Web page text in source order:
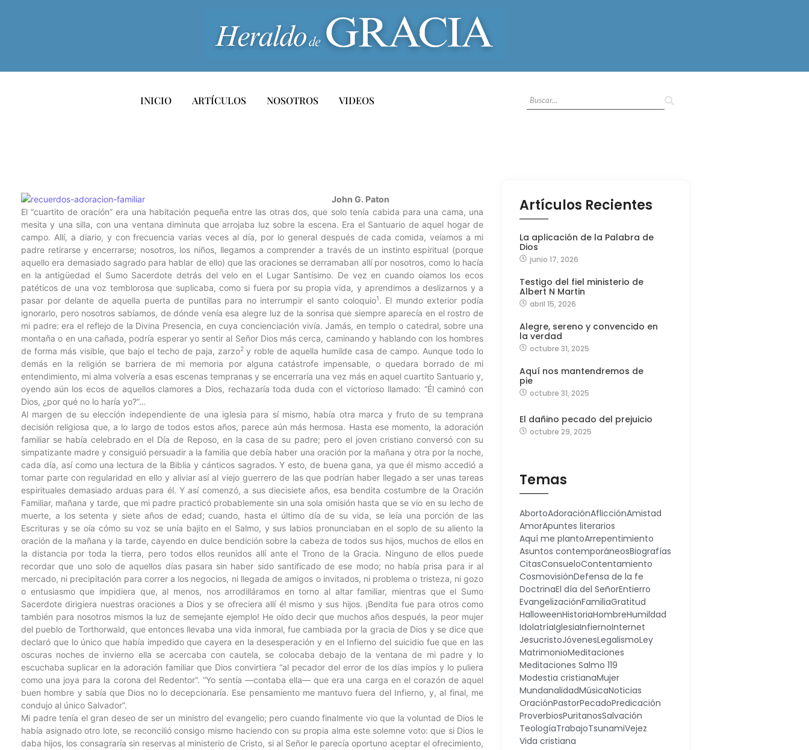
INICIO ARTÍCULOS NOSOTROS VIDEOS
John G. Paton
El “cuartito de oración” era una habitación pequeña entre las otras dos, que solo tenía cabida para una cama, una
mesita y una silla, con una ventana diminuta que arrojaba luz sobre la escena. Era el Santuario de aquel hogar de
campo. Allí, a diario, y con frecuencia varias veces al día, por lo general después de cada comida, veíamos a mi
padre retirarse y encerrarse; nosotros, los niños, llegamos a comprender a través de un instinto espiritual (porque
aquello era demasiado sagrado para hablar de ello) que las oraciones se derramaban allí por nosotros, como lo hacía
en la antigüedad el Sumo Sacerdote detrás del velo en el Lugar Santísimo. De vez en cuando oíamos los ecos
patéticos de una voz temblorosa que suplicaba, como si fuera por su propia vida, y aprendimos a deslizarnos y a
pasar por delante de aquella puerta de puntillas para no interrumpir el santo coloquio1. El mundo exterior podía
ignorarlo, pero nosotros sabíamos, de dónde venía esa alegre luz de la sonrisa que siempre aparecía en el rostro de
mi padre: era el reflejo de la Divina Presencia, en cuya concienciación vivía. Jamás, en templo o catedral, sobre una
montaña o en una cañada, podría esperar yo sentir al Señor Dios más cerca, caminando y hablando con los hombres
de forma más visible, que bajo el techo de paja, zarzo2y roble de aquella humilde casa de campo. Aunque todo lo
demás en la religión se barriera de mi memoria por alguna catástrofe impensable, o quedara borrado de mi
entendimiento, mi alma volvería a esas escenas tempranas y se encerraría una vez más en aquel cuartito Santuario y,
oyendo aún los ecos de aquellos clamores a Dios, rechazaría toda duda con el victorioso llamado: “Él caminó con
Dios, ¿por qué no lo haría yo?”…
Al margen de su elección independiente de una iglesia para sí mismo, había otra marca y fruto de su temprana
decisión religiosa que, a lo largo de todos estos años, parece aún más hermosa. Hasta ese momento, la adoración
familiar se había celebrado en el Día de Reposo, en la casa de su padre; pero el joven cristiano conversó con su
simpatizante madre y consiguió persuadir a la familia que debía haber una oración por la mañana y otra por la noche,
cada día, así como una lectura de la Biblia y cánticos sagrados. Y esto, de buena gana, ya que él mismo accedió a
tomar parte con regularidad en ello y aliviar así al viejo guerrero de las que podrían haber llegado a ser unas tareas
espirituales demasiado arduas para él. Y así comenzó, a sus diecisiete años, esa bendita costumbre de la Oración
Familiar, mañana y tarde, que mi padre practicó probablemente sin una sola omisión hasta que se vio en su lecho de
muerte, a los setenta y siete años de edad; cuando, hasta el último día de su vida, se leía una porción de las
Escrituras y se oía cómo su voz se unía bajito en el Salmo, y sus labios pronunciaban en el soplo de su aliento la
oración de la mañana y la tarde, cayendo en dulce bendición sobre la cabeza de todos sus hijos, muchos de ellos en
la distancia por toda la tierra, pero todos ellos reunidos allí ante el Trono de la Gracia. Ninguno de ellos puede
recordar que uno solo de aquellos días pasara sin haber sido santificado de ese modo; no había prisa para ir al
mercado, ni precipitación para correr a los negocios, ni llegada de amigos o invitados, ni problema o tristeza, ni gozo
o entusiasmo que impidiera que, al menos, nos arrodilláramos en torno al altar familiar, mientras que el Sumo
Sacerdote dirigiera nuestras oraciones a Dios y se ofreciera allí él mismo y sus hijos. ¡Bendita fue para otros como
también para nosotros mismos la luz de semejante ejemplo! He oído decir que muchos años después, la peor mujer
del pueblo de Torthorwald, que entonces llevaba una vida inmoral, fue cambiada por la gracia de Dios y se dice que
declaró que lo único que había impedido que cayera en la desesperación y en el Infierno del suicidio fue que en las
oscuras noches de invierno ella se acercaba con cautela, se colocaba debajo de la ventana de mi padre y lo
escuchaba suplicar en la adoración familiar que Dios convirtiera “al pecador del error de los días impíos y lo puliera
como una joya para la corona del Redentor”. “Yo sentía —contaba ella— que era una carga en el corazón de aquel
buen hombre y sabía que Dios no lo decepcionaría. Ese pensamiento me mantuvo fuera del Infierno, y, al final, me
condujo al único Salvador”.
Mi padre tenía el gran deseo de ser un ministro del evangelio; pero cuando finalmente vio que la voluntad de Dios le
había asignado otro lote, se reconcilió consigo mismo haciendo con su propia alma este solemne voto: que si Dios le
daba hijos, los consagraría sin reservas al ministerio de Cristo, si al Señor le parecía oportuno aceptar el ofrecimiento,
Artículos Recientes
La aplicación de la Palabra de
Dios
junio 17, 2026
Testigo del fiel ministerio de
Albert N Martin
abril 15, 2026
Alegre, sereno y convencido en
la verdad
octubre 31, 2025
Aquí nos mantendremos de
pie
octubre 31, 2025
El dañino pecado del prejuicio
octubre 29, 2025
Temas
AbortoAdoraciónAflicciónAmistad
AmorApuntes literarios
Aquí me plantoArrepentimiento
Asuntos contemporáneosBiografías
CitasConsueloContentamiento
CosmovisiónDefensa de la fe
DoctrinaEl día del SeñorEntierro
EvangelizaciónFamiliaGratitud
HalloweenHistoriaHombreHumildad
IdolatríaIglesiaInfiernoInternet
JesucristoJóvenesLegalismoLey
MatrimonioMeditaciones
Meditaciones Salmo 119
Modestia cristianaMujer
MundanalidadMúsicaNoticias
OraciónPastorPecadoPredicación
ProverbiosPuritanosSalvación
TeologíaTrabajoTsunamiVejez
Vida cristiana